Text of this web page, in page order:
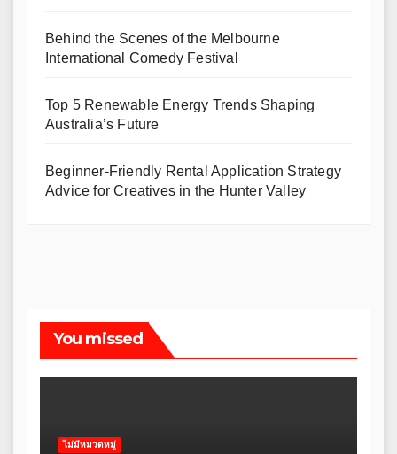
Behind the Scenes of the Melbourne
International Comedy Festival
Top 5 Renewable Energy Trends Shaping
Australia’s Future
Beginner-Friendly Rental Application Strategy
Advice for Creatives in the Hunter Valley
You missed
ไม่มีหมวดหมู่